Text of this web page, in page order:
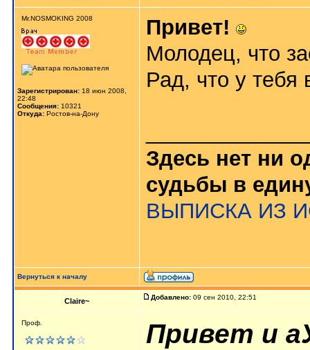
Mr.NOSMOKING 2008
Зарегистрирован: 18 июн 2008,
22:48
Сообщения: 10321
Откуда: Ростов-на-Дону
Привет!
Молодец, что
Рад, что у
Здесь нет ни
судьбы в
ВЫПИСКА ИЗ
Вернуться к началу
Claire~ Добавлено: 09 сен 2010, 22:51
Проф. Привет и